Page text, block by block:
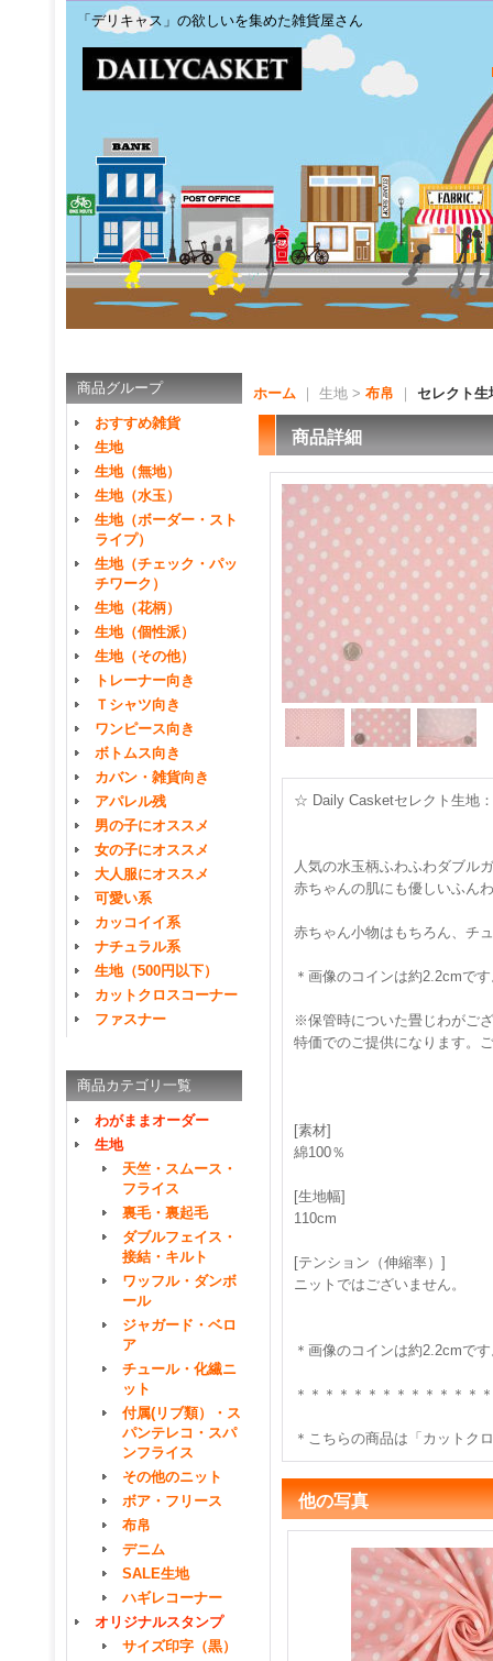
「デリキャス」の欲しいを集めた雑貨屋さん
商品グループ
おすすめ雑貨
生地
生地（無地）
生地（水玉）
生地（ボーダー・スト
ライプ）
生地（チェック・パッ
チワーク）
生地（花柄）
生地（個性派）
生地（その他）
トレーナー向き
Ｔシャツ向き
ワンピース向き
ボトムス向き
カバン・雑貨向き
アパレル残
男の子にオススメ
女の子にオススメ
大人服にオススメ
可愛い系
カッコイイ系
ナチュラル系
生地（500円以下）
カットクロスコーナー
ファスナー
商品カテゴリ一覧
わがままオーダー
生地
天竺・スムース・
フライス
裏毛・裏起毛
ダブルフェイス・
接結・キルト
ワッフル・ダンボ
ール
ジャガード・ベロ
ア
チュール・化繊ニ
ット
付属(リブ類）・ス
パンテレコ・スパ
ンフライス
その他のニット
ボア・フリース
布帛
デニム
SALE生地
ハギレコーナー
オリジナルスタンプ
サイズ印字（黒）
ホーム ｜ 生地 > 布帛 セレクト生
商品詳細
☆ Daily Casketセレクト生地
人気の水玉柄ふわふわダブル
赤ちゃんの肌にも優しいふん
赤ちゃん小物はもちろん、チ
＊画像のコインは約2.2cmで
※保管時についた畳じわがご
特価でのご提供になります。
[素材]
綿100％
[生地幅]
110cm
[テンション（伸縮率）]
ニットではございません。
＊画像のコインは約2.2cmで
＊＊＊＊＊＊＊＊＊＊＊＊＊
＊こちらの商品は「カットク
他の写真